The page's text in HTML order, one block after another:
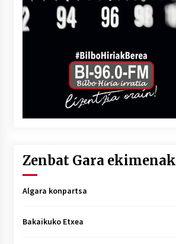
Zenbat Gara ekimenak
Algara konpartsa
Bakaikuko Etxea